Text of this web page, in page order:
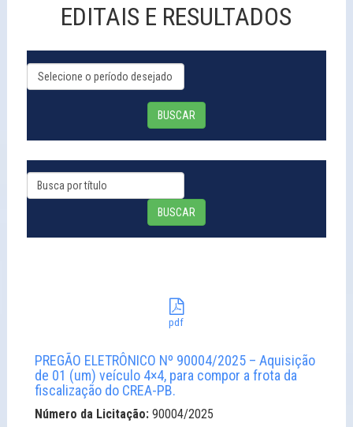
EDITAIS E RESULTADOS
BUSCAR
BUSCAR
pdf
PREGÃO ELETRÔNICO Nº 90004/2025 – Aquisição
de 01 (um) veículo 4×4, para compor a frota da
fiscalização do CREA-PB.
Número da Licitação: 90004/2025